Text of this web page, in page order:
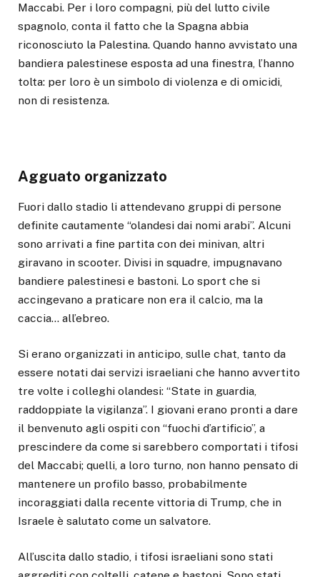
Maccabi. Per i loro compagni, più del lutto civile
spagnolo, conta il fatto che la Spagna abbia
riconosciuto la Palestina. Quando hanno avvistato una
bandiera palestinese esposta ad una finestra, l’hanno
tolta: per loro è un simbolo di violenza e di omicidi,
non di resistenza.
Agguato organizzato
Fuori dallo stadio li attendevano gruppi di persone
definite cautamente “olandesi dai nomi arabi”. Alcuni
sono arrivati a fine partita con dei minivan, altri
giravano in scooter. Divisi in squadre, impugnavano
bandiere palestinesi e bastoni. Lo sport che si
accingevano a praticare non era il calcio, ma la
caccia… all’ebreo.
Si erano organizzati in anticipo, sulle chat, tanto da
essere notati dai servizi israeliani che hanno avvertito
tre volte i colleghi olandesi: “State in guardia,
raddoppiate la vigilanza”. I giovani erano pronti a dare
il benvenuto agli ospiti con “fuochi d’artificio”, a
prescindere da come si sarebbero comportati i tifosi
del Maccabi; quelli, a loro turno, non hanno pensato di
mantenere un profilo basso, probabilmente
incoraggiati dalla recente vittoria di Trump, che in
Israele è salutato come un salvatore.
All’uscita dallo stadio, i tifosi israeliani sono stati